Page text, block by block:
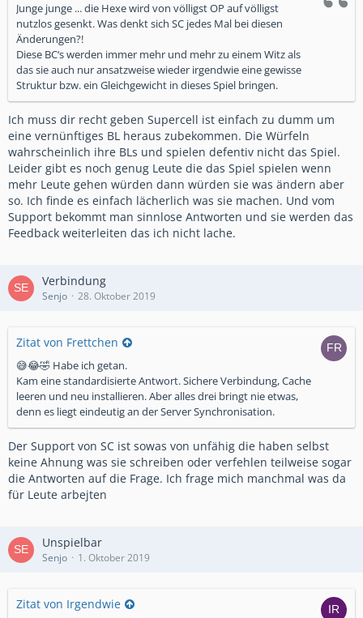
Junge junge ... die Hexe wird von völligst OP auf völligst
nutzlos gesenkt. Was denkt sich SC jedes Mal bei diesen
Änderungen?!
Diese BC‘s werden immer mehr und mehr zu einem Witz als
das sie auch nur ansatzweise wieder irgendwie eine gewisse
Struktur bzw. ein Gleichgewicht in dieses Spiel bringen.
Ich muss dir recht geben Supercell ist einfach zu dumm um
eine vernünftiges BL heraus zubekommen. Die Würfeln
wahrscheinlich ihre BLs und spielen defentiv nicht das Spiel.
Leider gibt es noch genug Leute die das Spiel spielen wenn
mehr Leute gehen würden dann würden sie was ändern aber
so. Ich finde es einfach lächerlich was sie machen. Und vom
Support bekommt man sinnlose Antworten und sie werden das
Feedback weiterleiten das ich nicht lache.
Verbindung
Senjo 28. Oktober 2019
Zitat von Frettchen
😅😂🤣 Habe ich getan.
Kam eine standardisierte Antwort. Sichere Verbindung, Cache
leeren und neu installieren. Aber alles drei bringt nie etwas,
denn es liegt eindeutig an der Server Synchronisation.
Der Support von SC ist sowas von unfähig die haben selbst
keine Ahnung was sie schreiben oder verfehlen teilweise sogar
die Antworten auf die Frage. Ich frage mich manchmal was da
für Leute arbejten
Unspielbar
Senjo 1. Oktober 2019
Zitat von Irgendwie